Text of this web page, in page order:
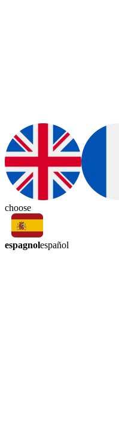
choose
espagnolespañol